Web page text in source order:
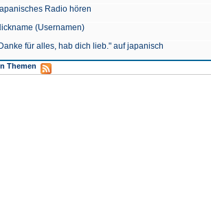
Radio hören
(Usernamen)
für alles, hab dich lieb." auf japanisch
Themen